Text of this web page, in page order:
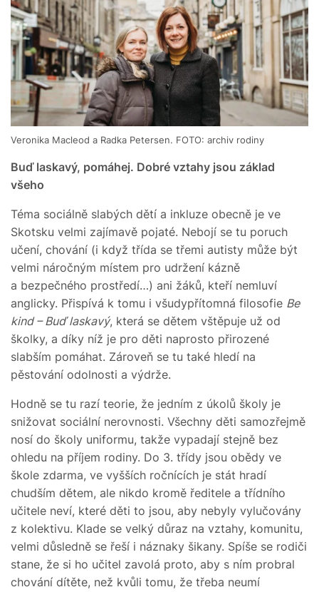
Veronika Macleod a Radka Petersen. FOTO: archiv rodiny
Buď laskavý, pomáhej. Dobré vztahy jsou základ
všeho
Téma sociálně slabých dětí a inkluze obecně je ve
Skotsku velmi zajímavě pojaté. Nebojí se tu poruch
učení, chování (i když třída se třemi autisty může být
velmi náročným místem pro udržení kázně
a bezpečného prostředí…) ani žáků, kteří nemluví
anglicky. Přispívá k tomu i všudypřítomná filosofie Be
kind – Buď laskavý, která se dětem vštěpuje už od
školky, a díky níž je pro děti naprosto přirozené
slabším pomáhat. Zároveň se tu také hledí na
pěstování odolnosti a výdrže.
Hodně se tu razí teorie, že jedním z úkolů školy je
snižovat sociální nerovnosti. Všechny děti samozřejmě
nosí do školy uniformu, takže vypadají stejně bez
ohledu na příjem rodiny. Do 3. třídy jsou obědy ve
škole zdarma, ve vyšších ročnících je stát hradí
chudším dětem, ale nikdo kromě ředitele a třídního
učitele neví, které děti to jsou, aby nebyly vylučovány
z kolektivu. Klade se velký důraz na vztahy, komunitu,
velmi důsledně se řeší i náznaky šikany. Spíše se rodiči
stane, že si ho učitel zavolá proto, aby s ním probral
chování dítěte, než kvůli tomu, že třeba neumí